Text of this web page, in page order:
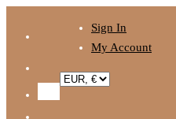
Sign In
My Account